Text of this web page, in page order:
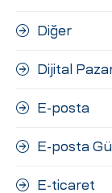
Diğer
Dijital
E-posta
E-posta
E-ticaret